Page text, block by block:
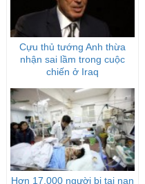
Cựu thủ tướng Anh thừa
nhận sai lầm trong cuộc
chiến ở Iraq
Hơn 17.000 người bị tai nạn